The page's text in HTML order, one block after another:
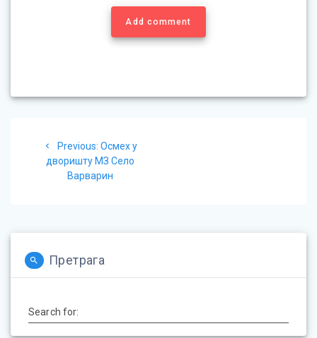
Add comment
navigation
Previous: Previous
post:
Осмех у
дворишту МЗ Село
Варварин
Претрага
Search for: